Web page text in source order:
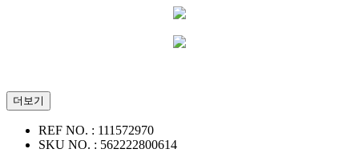
더보기
REF NO. : 111572970
SKU NO. : 562222800614